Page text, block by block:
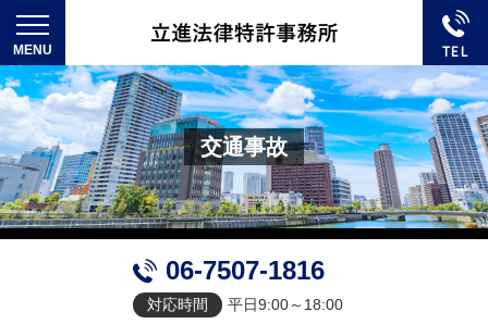
交通事故
06-7507-1816
対応時間 平日9:00～18:00